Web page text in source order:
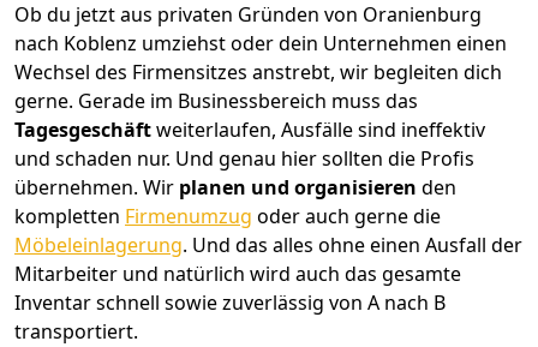
Ob du jetzt aus privaten Gründen von Oranienburg
nach Koblenz umziehst oder dein Unternehmen einen
Wechsel des Firmensitzes anstrebt, wir begleiten dich
gerne. Gerade im Businessbereich muss das
Tagesgeschäftweiterlaufen, Ausfälle sind ineffektiv
und schaden nur. Und genau hier sollten die Profis
übernehmen. Wir planen und organisieren den
kompletten Firmenumzug oder auch gerne die
Möbeleinlagerung. Und das alles ohne einen Ausfall der
Mitarbeiter und natürlich wird auch das gesamte
Inventar schnell sowie zuverlässig von A nach B
transportiert.